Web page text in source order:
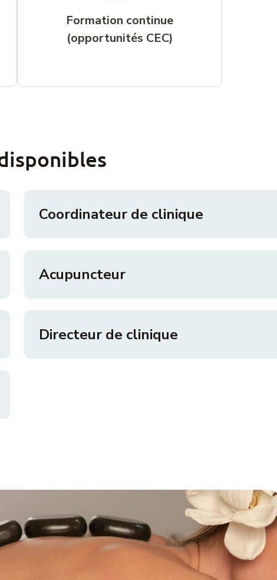
Formation continue
(opportunités CEC)
Coordinateur de clinique
Acupuncteur
Directeur de clinique